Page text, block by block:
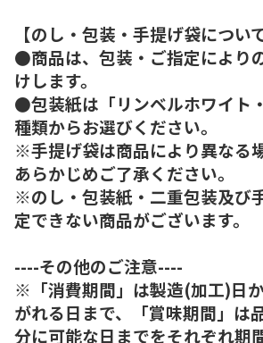
【のし・包装・手提げ袋について
●商品は、包装・ご指定により
けします。
●包装紙は「リンベルホワイト
種類からお選びください。
※手提げ袋は商品により異なる
あらかじめご了承ください。
※のし・包装紙・二重包装及び
定できない商品がございます。
----その他のご注意----
※「消費期間」は製造(加工)日
がれる日まで、「賞味期間」は
分に可能な日までをそれぞれ期